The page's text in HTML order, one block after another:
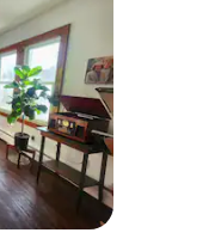
Wybór gości